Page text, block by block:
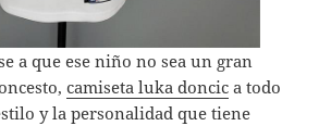
a que ese niño no sea un gran
camiseta luka doncic a todo
y la personalidad que tiene